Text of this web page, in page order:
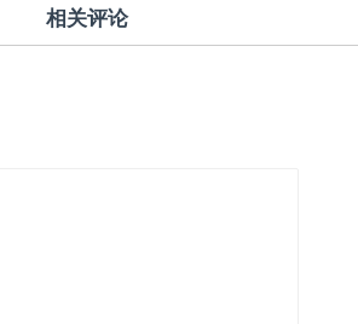
相关评论